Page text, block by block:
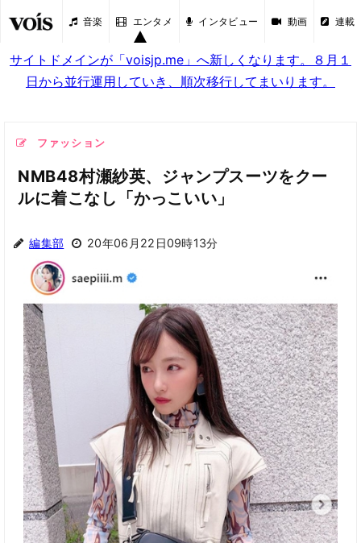
音楽 エンタメ インタビュー 動画 連載
サイトドメインが「voisjp.me」へ新しくなります。８月１
日から並行運用していき、順次移行してまいります。
ファッション
NMB48村瀬紗英、ジャンプスーツをクー
ルに着こなし「かっこいい」
編集部 20年06月22日09時13分